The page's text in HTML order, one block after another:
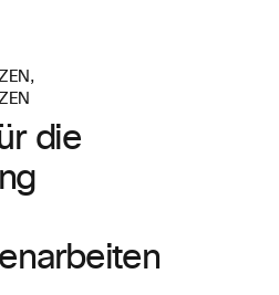
,
die